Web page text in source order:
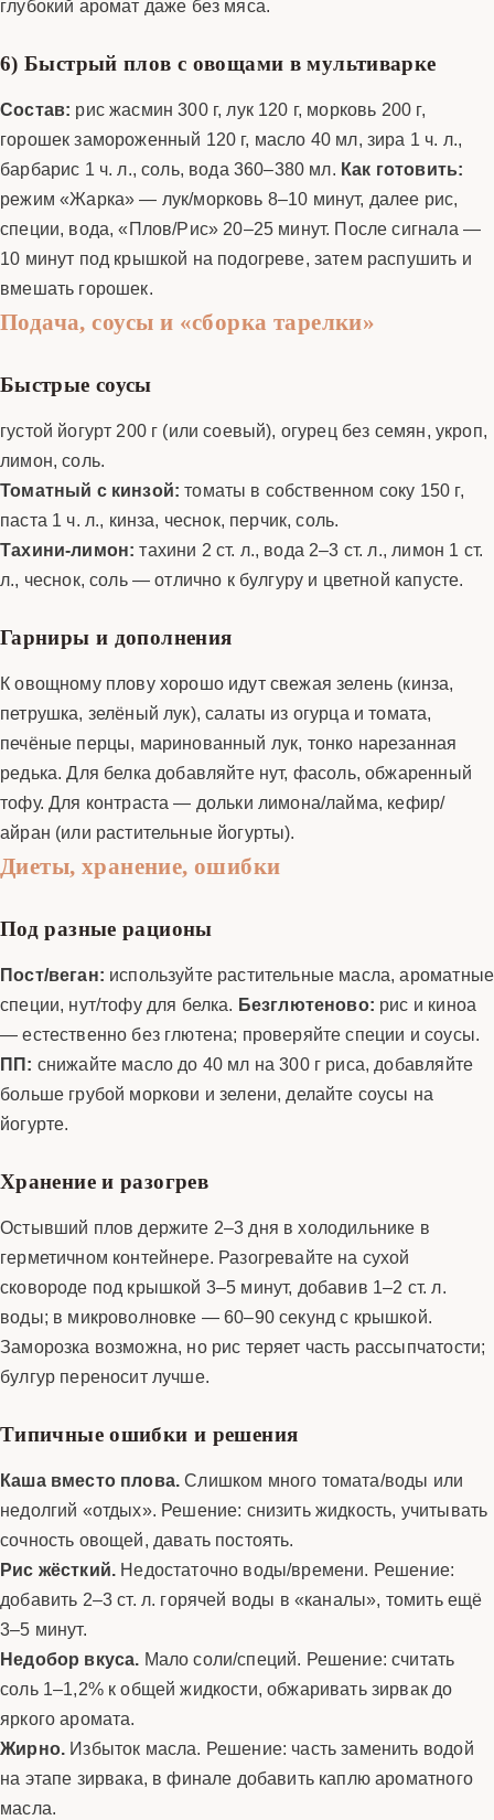
глубокий аромат даже без мяса.
6) Быстрый плов с овощами в мультиварке
Состав: рис жасмин 300 г, лук 120 г, морковь 200 г,
горошек замороженный 120 г, масло 40 мл, зира 1 ч. л.,
барбарис 1 ч. л., соль, вода 360–380 мл. Как готовить:
режим «Жарка» — лук/морковь 8–10 минут, далее рис,
специи, вода, «Плов/Рис» 20–25 минут. После сигнала —
10 минут под крышкой на подогреве, затем распушить и
вмешать горошек.
Подача, соусы и «сборка тарелки»
Быстрые соусы
густой йогурт 200 г (или соевый), огурец без семян, укроп,
лимон, соль.
Томатный с кинзой: томаты в собственном соку 150 г,
паста 1 ч. л., кинза, чеснок, перчик, соль.
Тахини-лимон: тахини 2 ст. л., вода 2–3 ст. л., лимон 1 ст.
л., чеснок, соль — отлично к булгуру и цветной капусте.
Гарниры и дополнения
К овощному плову хорошо идут свежая зелень (кинза,
петрушка, зелёный лук), салаты из огурца и томата,
печёные перцы, маринованный лук, тонко нарезанная
редька. Для белка добавляйте нут, фасоль, обжаренный
тофу. Для контраста — дольки лимона/лайма, кефир/
айран (или растительные йогурты).
Диеты, хранение, ошибки
Под разные рационы
Пост/веган: используйте растительные масла, ароматные
специи, нут/тофу для белка. Безглютеново: рис и киноа
— естественно без глютена; проверяйте специи и соусы.
ПП: снижайте масло до 40 мл на 300 г риса, добавляйте
больше грубой моркови и зелени, делайте соусы на
йогурте.
Хранение и разогрев
Остывший плов держите 2–3 дня в холодильнике в
герметичном контейнере. Разогревайте на сухой
сковороде под крышкой 3–5 минут, добавив 1–2 ст. л.
воды; в микроволновке — 60–90 секунд с крышкой.
Заморозка возможна, но рис теряет часть рассыпчатости;
булгур переносит лучше.
Типичные ошибки и решения
Каша вместо плова.Слишком много томата/воды или
недолгий «отдых». Решение: снизить жидкость, учитывать
сочность овощей, давать постоять.
Рис жёсткий. Недостаточно воды/времени. Решение:
добавить 2–3 ст. л. горячей воды в «каналы», томить ещё
3–5 минут.
Недобор вкуса. Мало соли/специй. Решение: считать
соль 1–1,2% к общей жидкости, обжаривать зирвак до
яркого аромата.
Жирно. Избыток масла. Решение: часть заменить водой
на этапе зирвака, в финале добавить каплю ароматного
масла.